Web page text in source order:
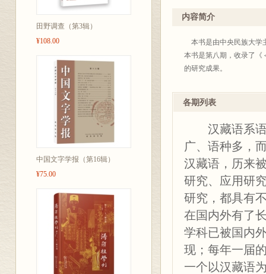
田野调查（第3辑）
¥108.00
中国文字学报（第16辑）
¥75.00
内容简介
本书是由中央民族大学
本书是第八期，收录了
的研究成果。
各期列表
汉藏语系语
广、语种多，
汉藏语，历来
研究、应用研
研究，都具有
在国内外有了
学科已被国内
现；每年一届
一个以汉藏语